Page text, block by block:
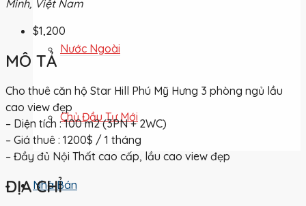
Nước Ngoài
Chủ Đầu Tư Mới
Nhà Bán
Minh, Việt Nam
$1,200
MÔ TẢ
Cho thuê căn hộ Star Hill Phú Mỹ Hưng 3 phòng ngủ lầu
cao view đẹp
– Diện tích : 100 m2 (3PN + 2WC)
– Giá thuê : 1200$ / 1 tháng
– Đầy đủ Nội Thất cao cấp, lầu cao view đẹp
ĐỊA CHỈ